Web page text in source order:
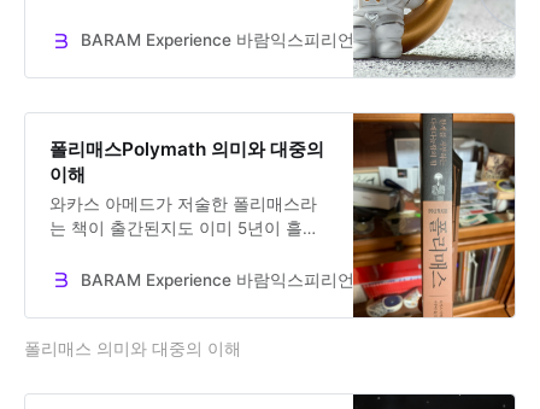
한 시대, 나를 지키는 유일한 방법은
Polymath)’가 되는 것입니다.
BARAM Experience 바람익스피리언스 Dr. Jooseok Oh
폴리매스Polymath 의미와 대중의
이해
와카스 아메드가 저술한 폴리매스라
는 책이 출간된지도 이미 5년이 흘렀
개념을 다시 풀어본다. 폴리매스는 전
을 던지고 있다. 그리고 새로운 AI 시
대에 걸맞는 네오 폴래매스을 요구하
질적 변혁이 이루어질 것이다. 인간
BARAM Experience 바람익스피리언스 Dr. Jooseok Oh
폴리매스 의미와 대중의 이해